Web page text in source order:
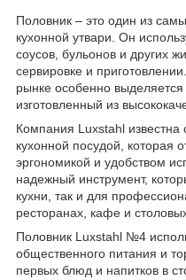
Половник – это один из
кухонной утвари. Он
соусов, бульонов и других
сервировке и
рынке особенно
изготовленный из
Компания Luxstahl
кухонной посудой, которая
эргономикой и удобством
надежный инструмент,
кухни, так и для
ресторанах, кафе и
Половник Luxstahl №4
общественного питания и
первых блюд и напитков в